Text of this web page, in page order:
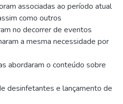
associadas ao período atual
como outros
no decorrer de eventos
a mesma necessidade por
abordaram o conteúdo sobre
desinfetantes e lançamento de